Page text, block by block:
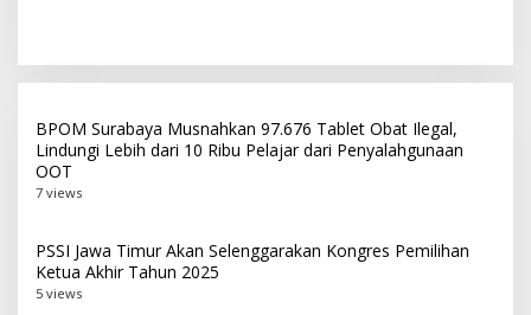
BPOM Surabaya Musnahkan 97.676 Tablet Obat Ilegal,
Lindungi Lebih dari 10 Ribu Pelajar dari Penyalahgunaan
OOT
7 views
PSSI Jawa Timur Akan Selenggarakan Kongres Pemilihan
Ketua Akhir Tahun 2025
5 views